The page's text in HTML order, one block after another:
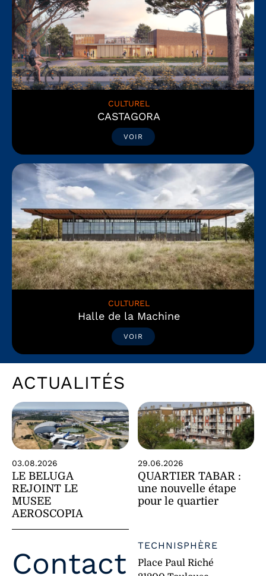
CULTUREL
CASTAGORA
VOIR
CULTUREL
Halle de la Machine
VOIR
ACTUALITÉS
03.08.2026
LE BELUGA
REJOINT LE
MUSEE
AEROSCOPIA
29.06.2026
QUARTIER TABAR :
une nouvelle étape
pour le quartier
Contact
TECHNISPHÈRE
Place Paul Riché